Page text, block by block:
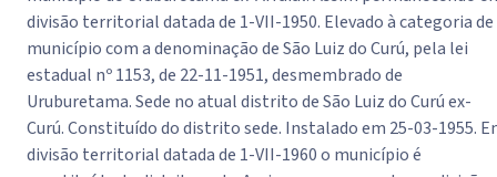
divisão territorial datada de 1-VII-1950. Elevado à categoria de
município com a denominação de São Luiz do Curú, pela lei
estadual nº 1153, de 22-11-1951, desmembrado de
Uruburetama. Sede no atual distrito de São Luiz do Curú ex-
Curú. Constituído do distrito sede. Instalado em 25-03-1955.
divisão territorial datada de 1-VII-1960 o município é